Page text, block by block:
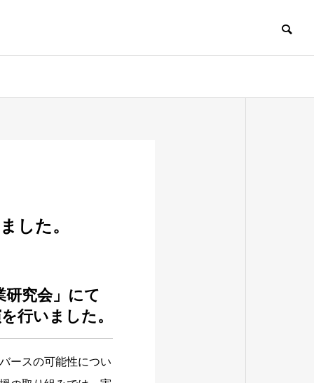
した。
研究会」にて
行いました。
ースの可能性につい